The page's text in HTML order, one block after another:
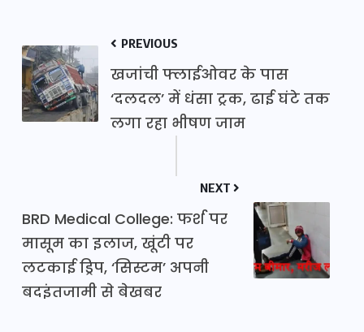
PREVIOUS
खजांची फ्लाईओवर के पास
‘दलदल’ में धंसा ट्रक, ढाई घंटे तक
लगा रहा भीषण जाम
NEXT
BRD Medical College: फर्श पर
मासूम का इलाज, खूंटी पर
लटकाई ड्रिप, ‘सिस्टम’ अपनी
बदइंतजामी से बेखबर